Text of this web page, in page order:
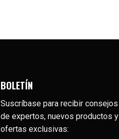
BOLETÍN
Suscríbase para recibir consejos
de expertos, nuevos productos y
ofertas exclusivas: